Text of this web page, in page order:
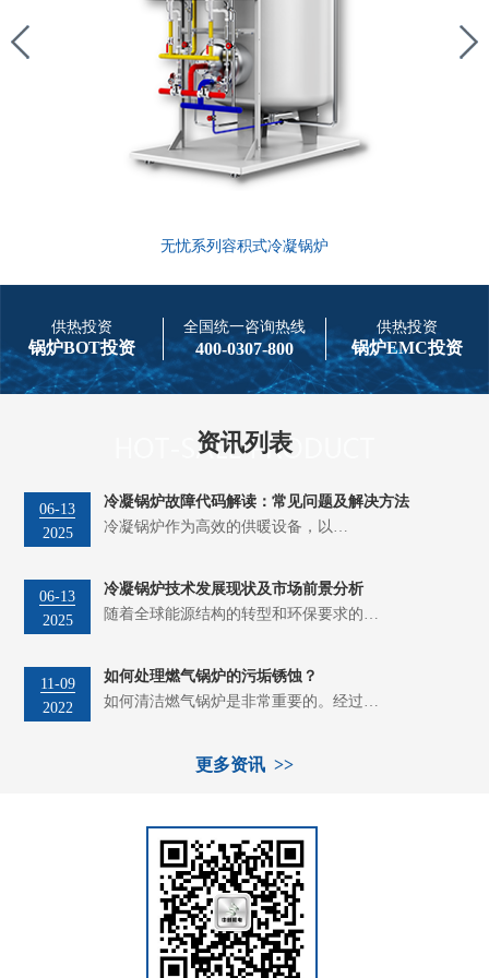
无忧系列容积式冷凝锅炉
供热投资
锅炉BOT投资
全国统一咨询热线
400-0307-800
供热投资
锅炉EMC投资
资讯列表
06-13
2025
冷凝锅炉故障代码解读：常见问题及解决方法
冷凝锅炉作为高效的供暖设备，以…
06-13
2025
冷凝锅炉技术发展现状及市场前景分析
随着全球能源结构的转型和环保要求的…
11-09
2022
如何处理燃气锅炉的污垢锈蚀？
如何清洁燃气锅炉是非常重要的。经过…
更多资讯 >>